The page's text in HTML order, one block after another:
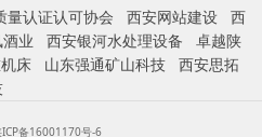
量认证认可协会 西安网站建设
西
业 西安银河水处理设备
卓越陕
床 山东强通矿山科技
西安思拓
备16001170号-6